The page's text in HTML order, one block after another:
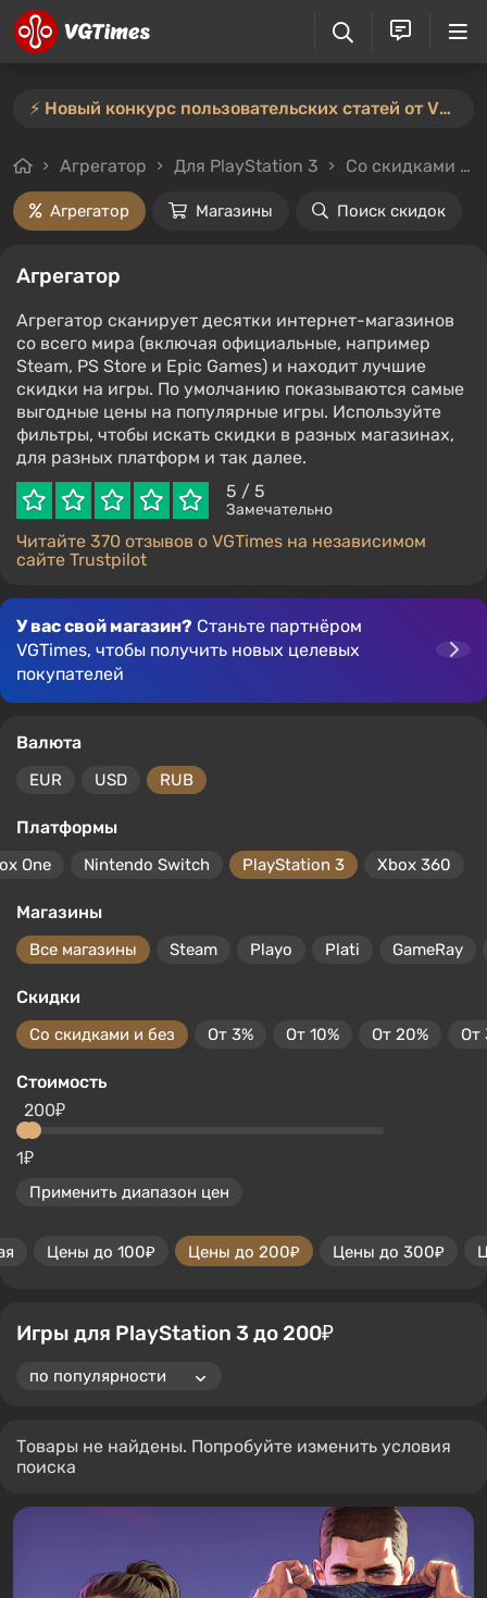
⚡️ Новый конкурс пользовательских статей от VGTimes — участвуйте тут ⚡️
Агрегатор Для PlayStation 3 Со скидками и без
Агрегатор Магазины Поиск скидок
Агрегатор
Агрегатор сканирует десятки интернет-магазинов
со всего мира (включая официальные, например
Steam, PS Store и Epic Games) и находит лучшие
скидки на игры. По умолчанию показываются самые
выгодные цены на популярные игры. Используйте
фильтры, чтобы искать скидки в разных магазинах,
для разных платформ и так далее.
5 / 5
Замечательно
Читайте 370 отзывов о VGTimes на независимом
сайте Trustpilot
У вас свой магазин? Станьте партнёром
VGTimes, чтобы получить новых целевых
покупателей
Валюта
EUR USD RUB
Платформы
One Nintendo Switch PlayStation 3 Xbox 360
Магазины
Все магазины Steam Playo Plati GameRay
Скидки
Со скидками и без От 3% От 10% От 20% От
Стоимость
1₽
200₽
Применить диапазон цен
Цены до 100₽ Цены до 200₽ Цены до 300₽
Игры для PlayStation 3 до 200₽
Товары не найдены. Попробуйте изменить условия
поиска